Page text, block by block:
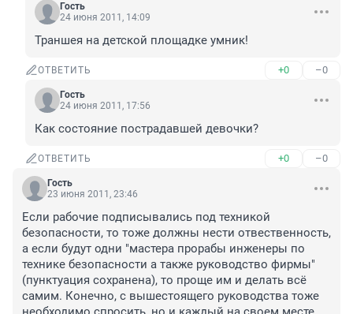
Гость
24 июня 2011, 14:09
Траншея на детской площадке умник!
ОТВЕТИТЬ +0 –0
Гость
24 июня 2011, 17:56
Как состояние пострадавшей девочки?
ОТВЕТИТЬ +0 –0
Гость
23 июня 2011, 23:46
Если рабочие подписывались под техникой
безопасности, то тоже должны нести отвественность,
а если будут одни "мастера прорабы инженеры по
технике безопасности а также руководство фирмы"
(пунктуация сохранена), то проще им и делать всё
самим. Конечно, с вышестоящего руководства тоже